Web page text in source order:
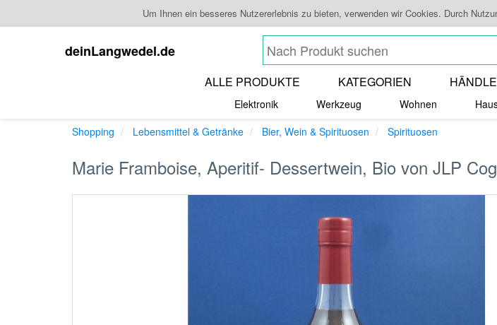
Um Ihnen ein besseres Nutzererlebnis zu bieten, verwenden wir Cookies. Durch
deinLangwedel.de
ALLE PRODUKTE KATEGORIEN
Elektronik Werkzeug Wohnen
Shopping
Lebensmittel & Getränke Bier, Wein & Spirituosen Spirituosen
Marie Framboise, Aperitif- Dessertwein, Bio von JLP